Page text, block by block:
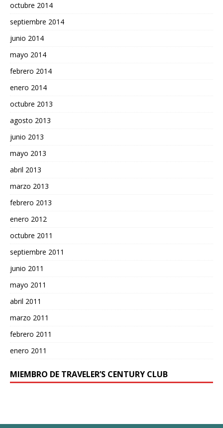
octubre 2014
septiembre 2014
junio 2014
mayo 2014
febrero 2014
enero 2014
octubre 2013
agosto 2013
junio 2013
mayo 2013
abril 2013
marzo 2013
febrero 2013
enero 2012
octubre 2011
septiembre 2011
junio 2011
mayo 2011
abril 2011
marzo 2011
febrero 2011
enero 2011
MIEMBRO DE TRAVELER’S CENTURY CLUB